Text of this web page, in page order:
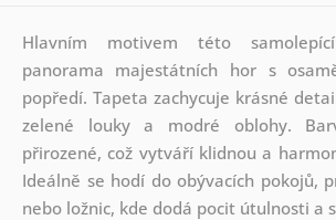
Hlavním motivem této
panorama majestátních hor s
popředí. Tapeta zachycuje krásné
zelené louky a modré oblohy.
přirozené, což vytváří klidnou a
Ideálně se hodí do obývacích pokojů,
nebo ložnic, kde dodá pocit útulnosti a